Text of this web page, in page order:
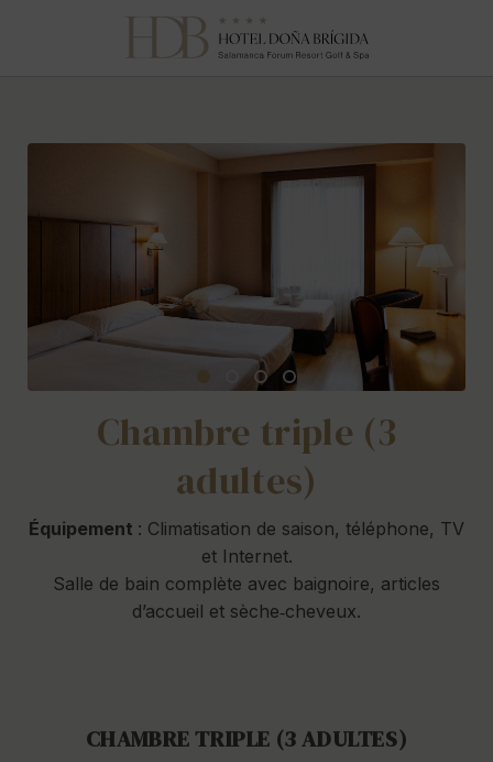
Chambre triple (3
adultes)
Équipement : Climatisation de saison, téléphone, TV
et Internet.
Salle de bain complète avec baignoire, articles
d’accueil et sèche‑cheveux.
CHAMBRE TRIPLE (3 ADULTES)